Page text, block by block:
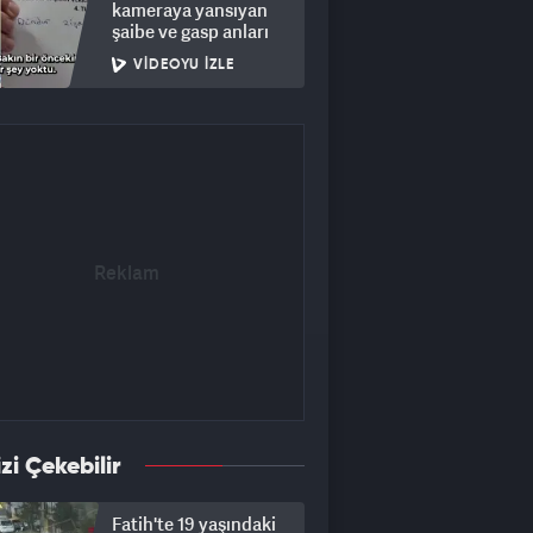
kameraya yansıyan
şaibe ve gasp anları
VIDEOYU İZLE
Çekebilir
Fatih'te 19 yaşındaki